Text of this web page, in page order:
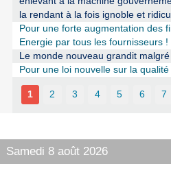
la rendant à la fois ignoble et
Pour une forte augmentation des
Energie par tous les fournisseurs !
Le monde nouveau grandit
Pour une loi nouvelle sur la qualité
1 2 3 4 5 6 7
Samedi 8 août 2026